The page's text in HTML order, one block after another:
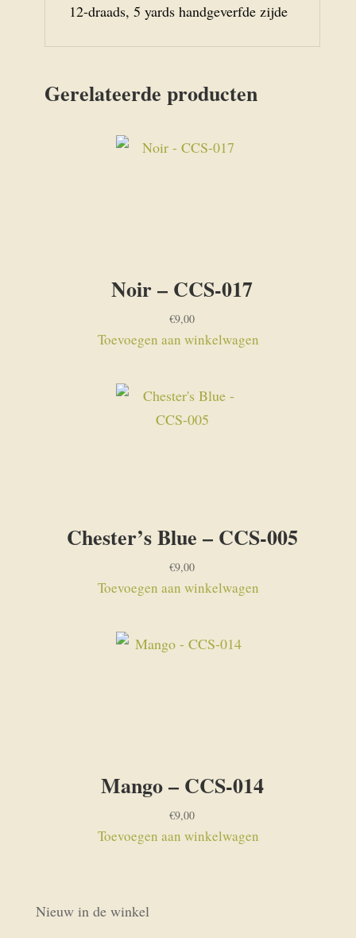
12-draads, 5 yards handgeverfde zijde
Gerelateerde producten
Noir – CCS-017
€9,00
Toevoegen aan winkelwagen
Chester’s Blue – CCS-005
€9,00
Toevoegen aan winkelwagen
Mango – CCS-014
€9,00
Toevoegen aan winkelwagen
Nieuw in de winkel